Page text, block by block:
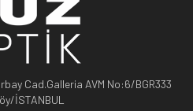
Cad.Galleria AVM No:6/BGR333
İSTANBUL